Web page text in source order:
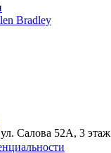
Bradley
Салова 52А, 3 этаж